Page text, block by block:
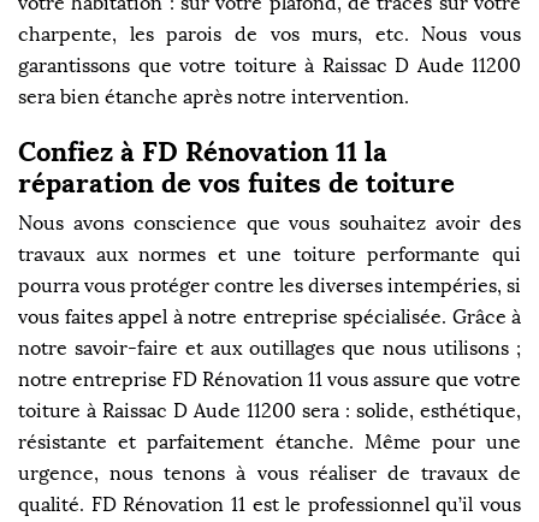
charpente, les parois de vos murs, etc. Nous vous
garantissons que votre toiture à Raissac D Aude 11200
sera bien étanche après notre intervention.
Confiez à FD Rénovation 11 la
réparation de vos fuites de toiture
Nous avons conscience que vous souhaitez avoir des
travaux aux normes et une toiture performante qui
pourra vous protéger contre les diverses intempéries, si
vous faites appel à notre entreprise spécialisée. Grâce à
notre savoir-faire et aux outillages que nous utilisons ;
notre entreprise FD Rénovation 11 vous assure que votre
toiture à Raissac D Aude 11200 sera : solide, esthétique,
résistante et parfaitement étanche. Même pour une
urgence, nous tenons à vous réaliser de travaux de
qualité. FD Rénovation 11 est le professionnel qu’il vous